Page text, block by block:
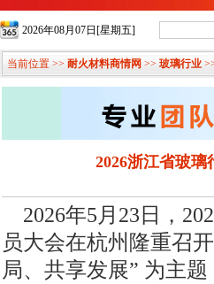
2026年08月07日[星期五]
当前位置 >> 耐火材料商情网 >> 玻璃行业
2026浙江省玻
2026年5月23日，
员大会在杭州隆重召
局、共享发展” 为主